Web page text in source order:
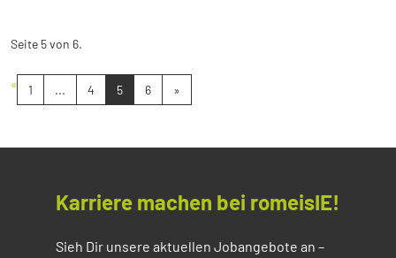
Seite 5 von 6.
« 1 ... 4 5 6 »
Karriere machen bei romeisIE!
Sieh Dir unsere aktuellen Jobangebote an –